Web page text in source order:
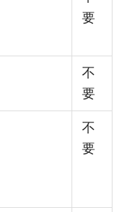
要
不
要
不
要